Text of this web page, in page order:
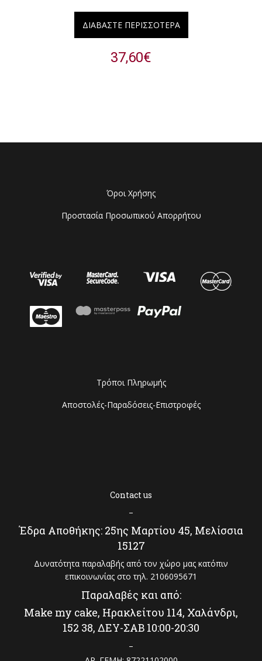
ΔΙΑΒΆΣΤΕ ΠΕΡΙΣΣΌΤΕΡΑ
37,60€
Όροι Χρήσης
Προστασία Προσωπικού Απορρήτου
Τρόποι Πληρωμής
Αποστολές-Παραδόσεις-Επιστροφές
Contact us
–
Έδρα Αποθήκης: 25ης Μαρτίου 45, Μελίσσια
15127
Δυνατότητα παραλαβής από τον χώρο μας κατόπιν
επικοινωνίας στο τηλ. 2106095671
Παραλαβές και από:
Make my cake, Ηρακλείτου 114, Χαλάνδρι,
152 38, ΔΕΥ-ΣΑΒ 10:00-20:30
–